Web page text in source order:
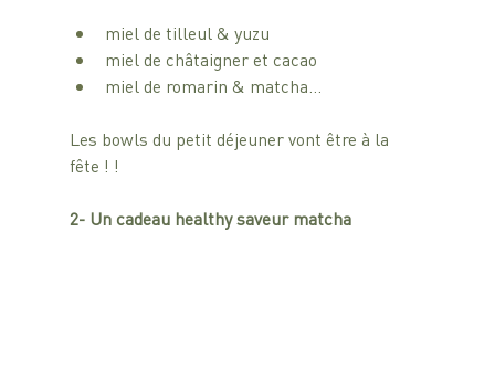
miel de tilleul & yuzu
miel de châtaigner et cacao
miel de romarin & matcha…
Les bowls du petit déjeuner vont être à la
fête ! !
2- Un cadeau healthy saveur matcha